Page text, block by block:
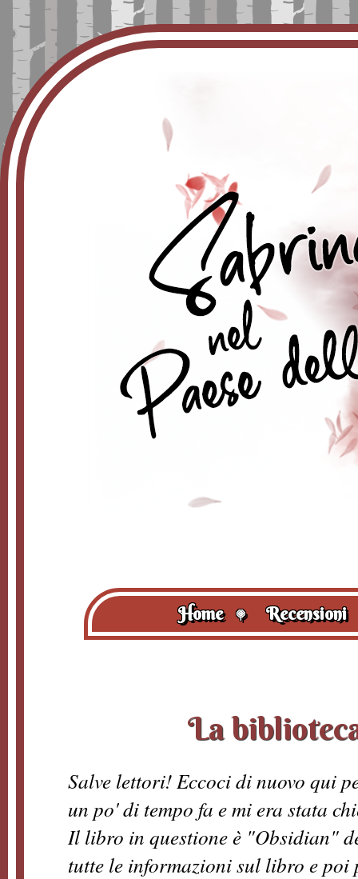
Home 🍭 Recensioni
La
Salve lettori! Eccoci di nuovo qui
un po' di tempo fa e mi era stata
Il libro in questione è "Obsidian"
tutte le informazioni sul libro e poi